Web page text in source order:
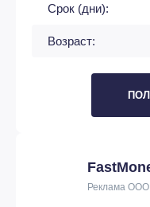
Срок (дни):
Возраст:
Реклама